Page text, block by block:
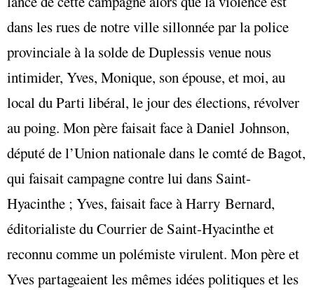
dans les rues de notre ville sillonnée par la police
provinciale à la solde de Duplessis venue nous
intimider, Yves, Monique, son épouse, et moi, au
local du Parti libéral, le jour des élections, révolver
au poing. Mon père faisait face à Daniel Johnson,
député de l’Union nationale dans le comté de Bagot,
qui faisait campagne contre lui dans Saint-
Hyacinthe ; Yves, faisait face à Harry Bernard,
éditorialiste du Courrier de Saint-Hyacinthe et
reconnu comme un polémiste virulent. Mon père et
Yves partageaient les mêmes idées politiques et les